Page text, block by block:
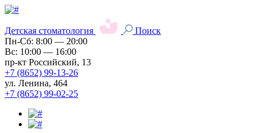
Детская стоматология
Поиск
Пн-Сб: 8:00 — 20:00
Вс: 10:00 — 16:00
пр-кт Российский, 13
+7 (8652) 99-13-26
ул. Ленина, 464
+7 (8652) 99-02-25